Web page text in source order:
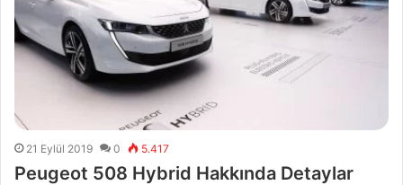
21 Eylül 2019 0 5.417
Peugeot 508 Hybrid Hakkında Detaylar